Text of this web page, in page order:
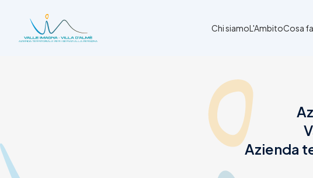
Chi siamoL'AmbitoCosa
Azienda